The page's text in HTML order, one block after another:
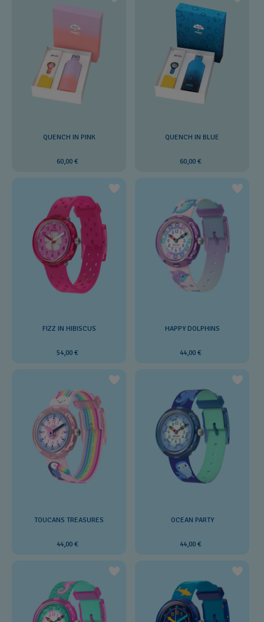
QUENCH IN PINK
60,00 €
QUENCH IN BLUE
60,00 €
FIZZ IN HIBISCUS
54,00 €
HAPPY DOLPHINS
44,00 €
TOUCANS TREASURES
44,00 €
OCEAN PARTY
44,00 €